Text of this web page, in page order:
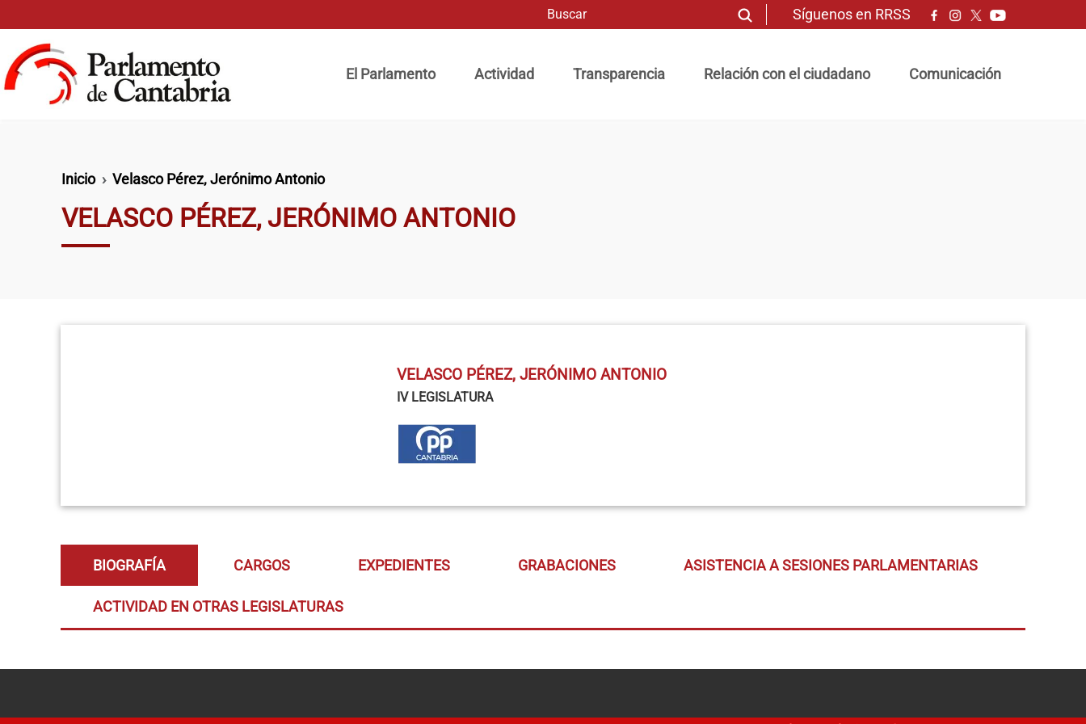
Síguenos en RRSS
El Parlamento
Actividad Transparencia Relación con el ciudadano Comunicación
Ruta de navegación
Inicio Velasco Pérez, Jerónimo Antonio
VELASCO PÉREZ, JERÓNIMO ANTONIO
VELASCO PÉREZ, JERÓNIMO ANTONIO
IV LEGISLATURA
BIOGRAFÍA CARGOS EXPEDIENTES GRABACIONES ASISTENCIA A SESIONES PARLAMENTARIAS
ACTIVIDAD EN OTRAS LEGISLATURAS